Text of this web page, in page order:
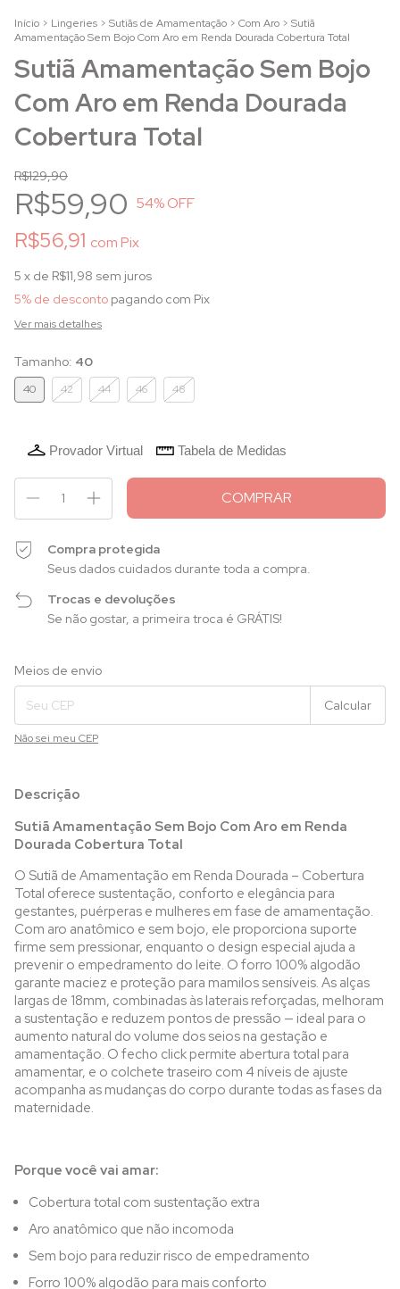
Início > Lingeries > Sutiãs de Amamentação > Com Aro > Sutiã
Amamentação Sem Bojo Com Aro em Renda Dourada Cobertura Total
Sutiã Amamentação Sem Bojo
Com Aro em Renda Dourada
Cobertura Total
R$129,90
R$59,90 54% OFF
R$56,91 com Pix
5 x de R$11,98 sem juros
5% de desconto pagando com Pix
Ver mais detalhes
Tamanho: 40
40 42 44 46 48
Provador Virtual Tabela de Medidas
Compra protegida
Seus dados cuidados durante toda a compra.
Trocas e devoluções
Se não gostar, a primeira troca é GRÁTIS!
Entregas para o CEP:
Meios de envio
Calcular
Não sei meu CEP
Descrição
Sutiã Amamentação Sem Bojo Com Aro em Renda
Dourada Cobertura Total
O Sutiã de Amamentação em Renda Dourada – Cobertura
Total oferece sustentação, conforto e elegância para
gestantes, puérperas e mulheres em fase de amamentação.
Com aro anatômico e sem bojo, ele proporciona suporte
firme sem pressionar, enquanto o design especial ajuda a
prevenir o empedramento do leite. O forro 100% algodão
garante maciez e proteção para mamilos sensíveis. As alças
largas de 18mm, combinadas às laterais reforçadas, melhoram
a sustentação e reduzem pontos de pressão — ideal para o
aumento natural do volume dos seios na gestação e
amamentação. O fecho click permite abertura total para
amamentar, e o colchete traseiro com 4 níveis de ajuste
acompanha as mudanças do corpo durante todas as fases da
maternidade.
Porque você vai amar:
Cobertura total com sustentação extra
Aro anatômico que não incomoda
Sem bojo para reduzir risco de empedramento
Forro 100% algodão para mais conforto